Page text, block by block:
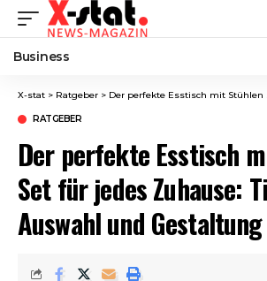
Business
X-stat > Ratgeber > Der perfekte Esstisch mit Stühlen Set für jedes
RATGEBER
Der perfekte Esstisch
Set für jedes Zuhause:
Auswahl und Gestaltung